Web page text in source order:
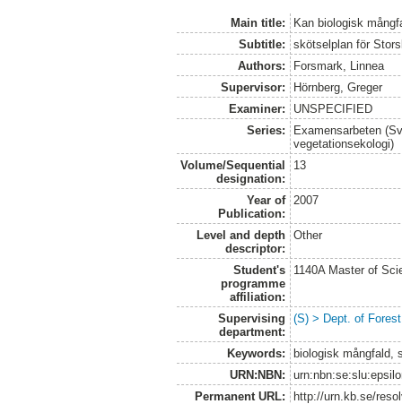
Main title:
Kan biologisk
Subtitle:
skötselplan för
Authors:
Forsmark, Linnea
Supervisor:
Hörnberg, Greger
Examiner:
UNSPECIFIED
Series:
Examensarbeten
vegetationsekologi)
Volume/Sequential
designation:
13
Year of
Publication:
2007
Level and depth
descriptor:
Other
Student's
programme
affiliation:
1140A Master of
Supervising
department:
(S) > Dept. of
Keywords:
biologisk mångfald,
URN:NBN:
Permanent URL:
http://urn.kb.se/